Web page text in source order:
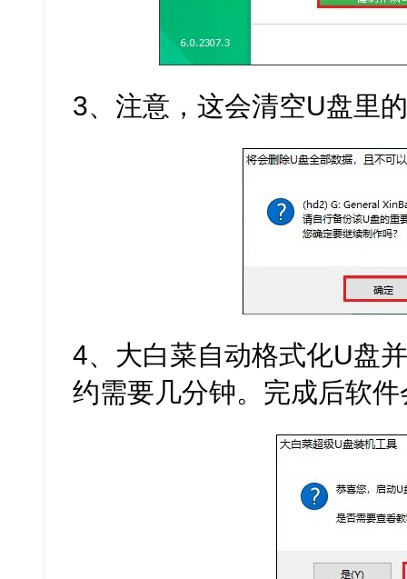
3、注意，这会清空U盘里
4、大白菜自动格式化U盘
约需要几分钟。完成后软